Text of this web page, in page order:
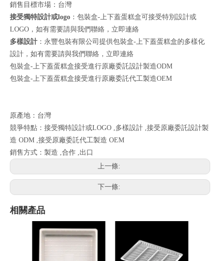
銷售目標市場：台灣
接受獨特設計或logo ：包裝盒-上下蓋蛋糕盒可接受特別設計或
LOGO，如有需要請與我們聯絡， 立即連絡
多樣設計 ：永豐包裝有限公司提供包裝盒-上下蓋蛋糕盒的多樣化
設計，如有需要請與我們聯絡， 立即連絡
包裝盒-上下蓋蛋糕盒接受進行原廠委託設計製造ODM
包裝盒-上下蓋蛋糕盒接受進行原廠委託代工製造OEM
原產地：台灣
競爭特點：接受獨特設計或LOGO ,多樣設計 ,接受原廠委託設計製
造 ODM ,接受原廠委託代工製造 OEM
銷售方式：製造 ,合作 ,出口
上一條:
下一條:
相關產品